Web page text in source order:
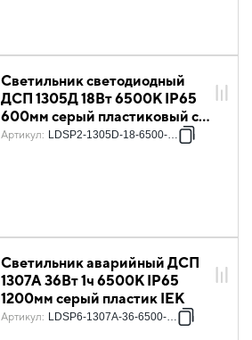
Светильник светодиодный
ДСП 1305Д 18Вт 6500К IP65
600мм серый пластиковый с
инфракрасным датчиком
Артикул: LDSP2-1305D-18-6500-K03
Светильник аварийный ДСП
1307А 36Вт 1ч 6500К IP65
1200мм серый пластик IEK
Артикул: LDSP6-1307A-36-6500-K01